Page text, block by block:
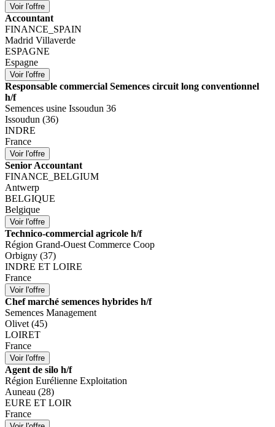
Accountant
FINANCE_SPAIN
Madrid Villaverde
ESPAGNE
Espagne
Responsable commercial Semences circuit long conventionnel
h/f
Semences usine Issoudun 36
Issoudun (36)
INDRE
France
Senior Accountant
FINANCE_BELGIUM
Antwerp
BELGIQUE
Belgique
Technico-commercial agricole h/f
Région Grand-Ouest Commerce Coop
Orbigny (37)
INDRE ET LOIRE
France
Chef marché semences hybrides h/f
Semences Management
Olivet (45)
LOIRET
France
Agent de silo h/f
Région Eurélienne Exploitation
Auneau (28)
EURE ET LOIR
France